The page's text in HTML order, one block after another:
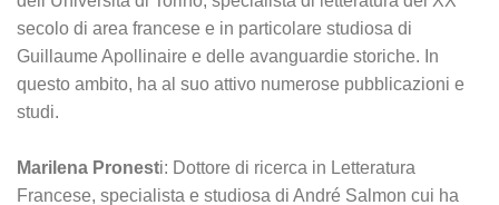
secolo di area francese e in particolare studiosa di
Guillaume Apollinaire e delle avanguardie storiche. In
questo ambito, ha al suo attivo numerose pubblicazioni e
studi.
Marilena Pronesti: Dottore di ricerca in Letteratura
Francese, specialista e studiosa di André Salmon cui ha